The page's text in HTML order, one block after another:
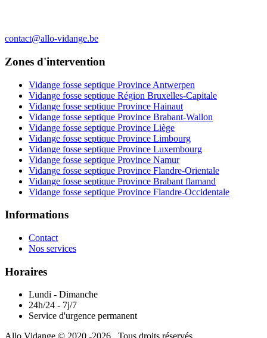
contact@allo-vidange.be
Zones d'intervention
Vidange fosse septique Province Antwerpen
Vidange fosse septique Région Bruxelles-Capitale
Vidange fosse septique Province Hainaut
Vidange fosse septique Province Brabant-Wallon
Vidange fosse septique Province Liège
Vidange fosse septique Province Limbourg
Vidange fosse septique Province Luxembourg
Vidange fosse septique Province Namur
Vidange fosse septique Province Flandre-Orientale
Vidange fosse septique Province Brabant flamand
Vidange fosse septique Province Flandre-Occidentale
Informations
Contact
Nos services
Horaires
Lundi - Dimanche
24h/24 - 7j/7
Service d'urgence permanent